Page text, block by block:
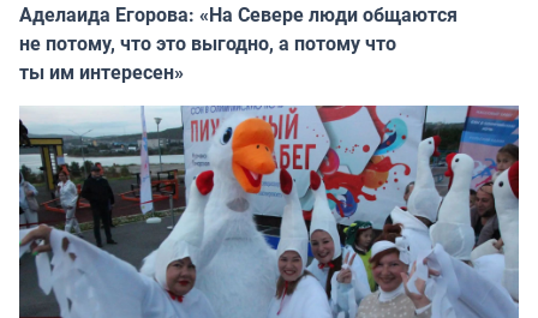
Аделаида Егорова: «На Севере люди общаются
не потому, что это выгодно, а потому что
ты им интересен»